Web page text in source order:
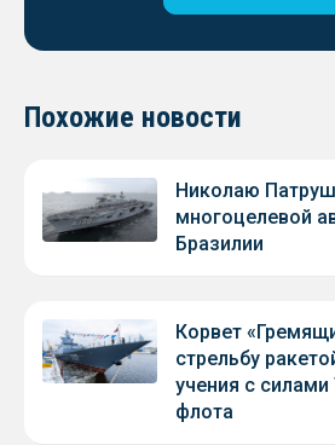
Похожие новости
Николаю
многоцелевой
Бразилии
Корвет
стрельбу
учения с
флота